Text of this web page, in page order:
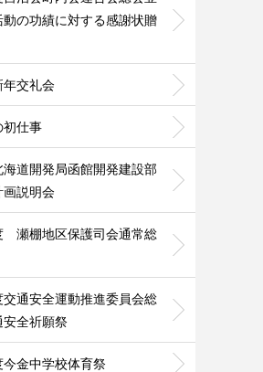
動の功績に対する感謝状贈
年交礼会
初仕事
海道開発局函館開発建設部
画説明会
瀬棚地区保護司会通常総
交通安全運動推進委員会総
安全祈願祭
今金中学校体育祭